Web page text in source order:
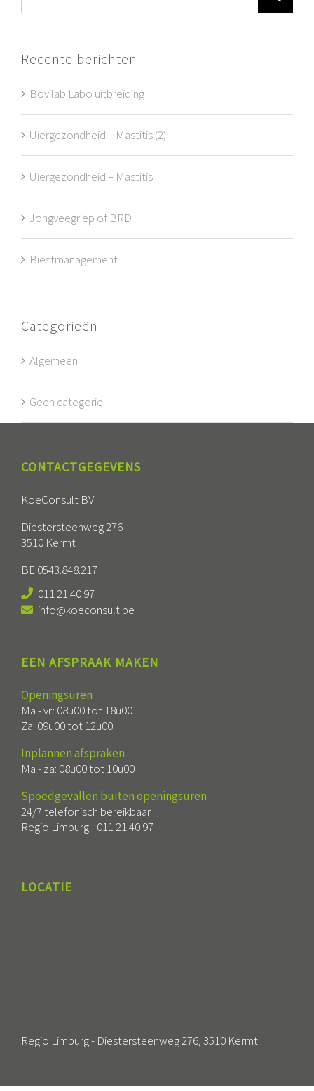
naar:
Recente berichten
Bovilab Labo uitbreiding
Uiergezondheid – Mastitis (2)
Uiergezondheid – Mastitis
Jongveegriep of BRD
Biestmanagement
Categorieën
Algemeen
Geen categorie
CONTACTGEGEVENS
KoeConsult BV
Diestersteenweg 276
3510 Kermt
BE 0543.848.217
011 21 40 97
info@koeconsult.be
EEN AFSPRAAK MAKEN
Openingsuren
Ma - vr: 08u00 tot 18u00
Za: 09u00 tot 12u00
Inplannen afspraken
Ma - za: 08u00 tot 10u00
Spoedgevallen buiten openingsuren
24/7 telefonisch bereikbaar
Regio Limburg -011 21 40 97
LOCATIE
Regio Limburg - Diestersteenweg 276, 3510 Kermt